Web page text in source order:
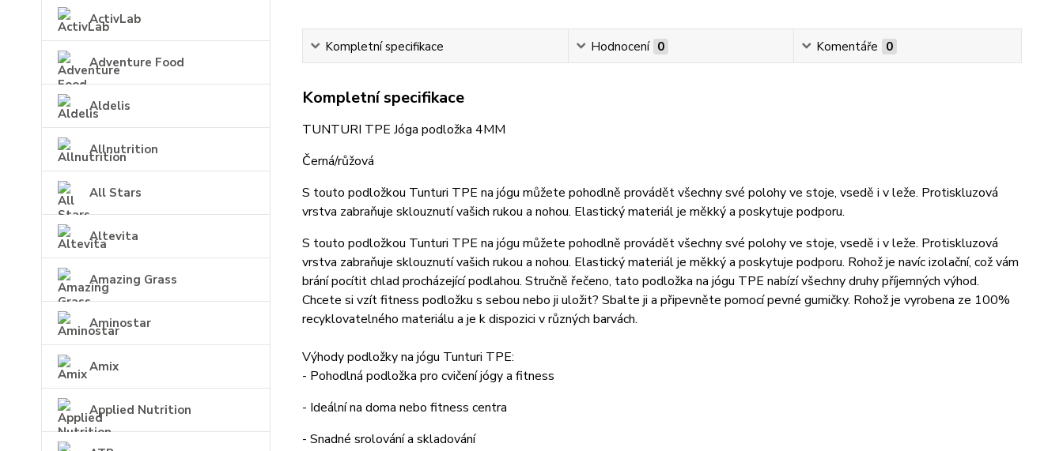
ActivLab
Adventure Food
Aldelis
Allnutrition
All Stars
Altevita
Amazing Grass
Aminostar
Amix
Applied Nutrition
Kompletní specifikace Hodnocení 0 Komentáře 0
Kompletní specifikace
TUNTURI TPE Jóga podložka 4MM
Černá/růžová
S touto podložkou Tunturi TPE na jógu můžete pohodlně provádět všechny své polohy ve stoje, vsedě i v leže. Protiskluzová
vrstva zabraňuje sklouznutí vašich rukou a nohou. Elastický materiál je měkký a poskytuje podporu.
S touto podložkou Tunturi TPE na jógu můžete pohodlně provádět všechny své polohy ve stoje, vsedě i v leže. Protiskluzová
vrstva zabraňuje sklouznutí vašich rukou a nohou. Elastický materiál je měkký a poskytuje podporu. Rohož je navíc izolační, což vám
brání pocítit chlad procházející podlahou. Stručně řečeno, tato podložka na jógu TPE nabízí všechny druhy příjemných výhod.
Chcete si vzít fitness podložku s sebou nebo ji uložit? Sbalte ji a připevněte pomocí pevné gumičky. Rohož je vyrobena ze 100%
recyklovatelného materiálu a je k dispozici v různých barvách.
Výhody podložky na jógu Tunturi TPE:
- Pohodlná podložka pro cvičení jógy a fitness
- Ideální na doma nebo fitness centra
- Snadné srolování a skladování